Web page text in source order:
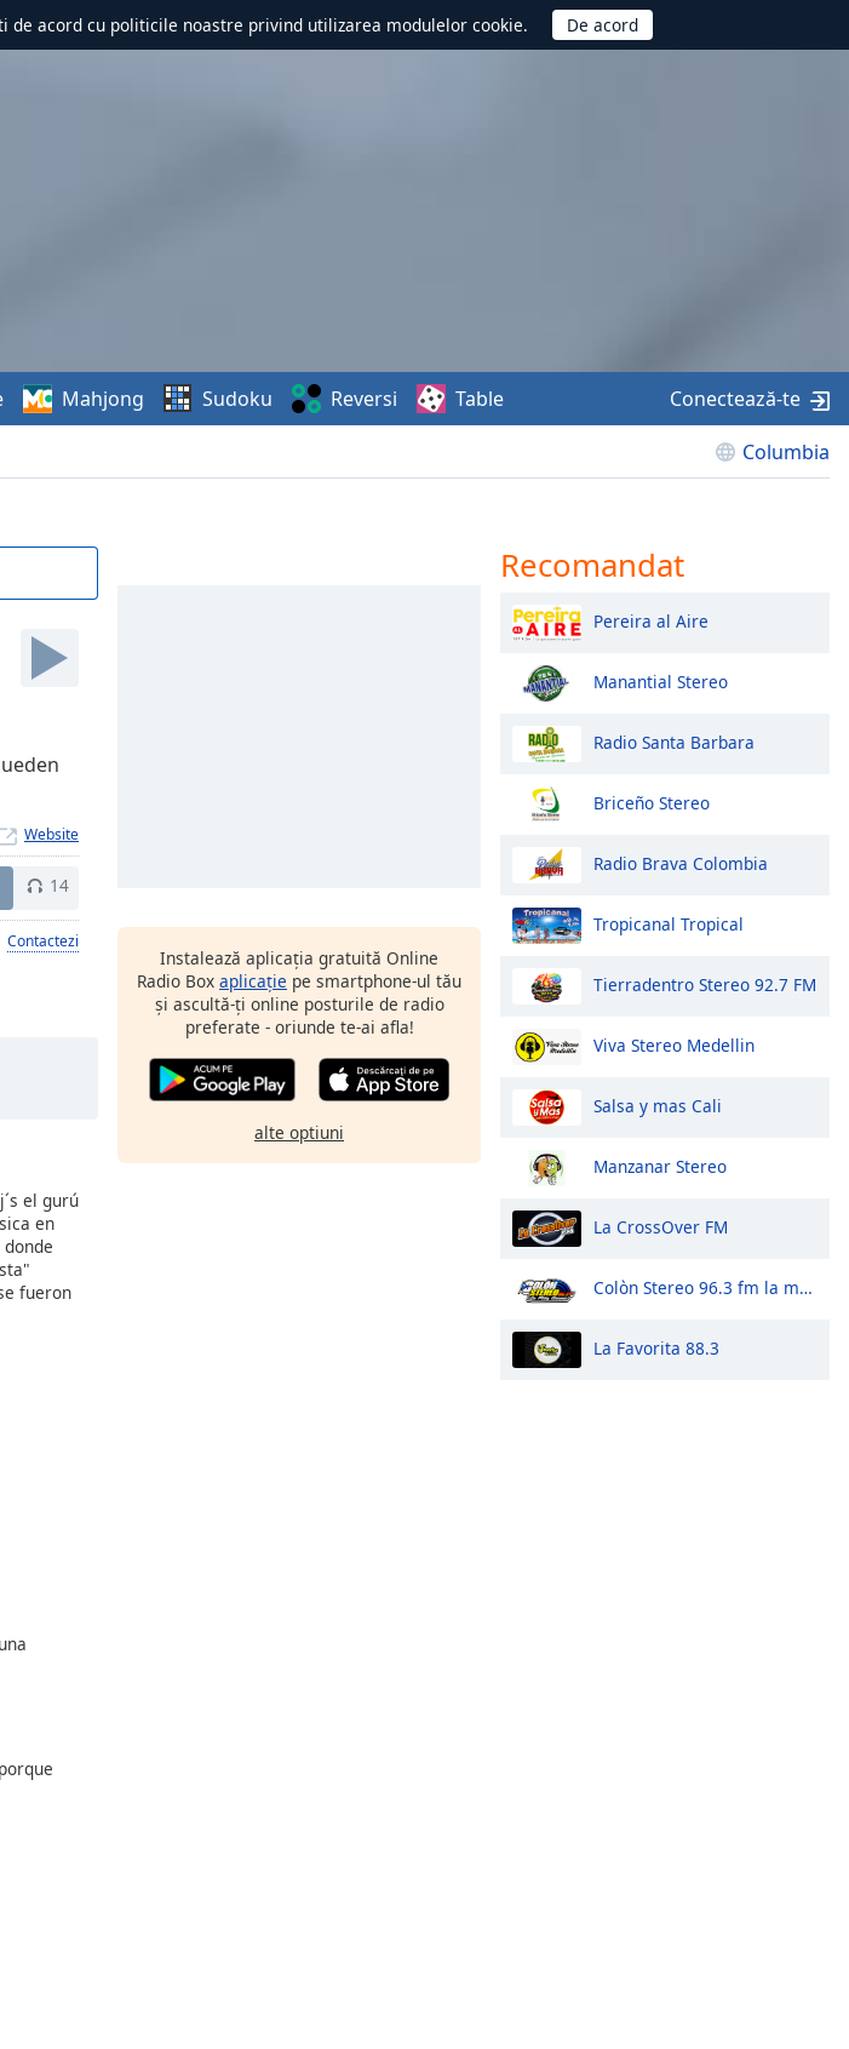
de acord cu politicile noastre privind utilizarea modulelor cookie.
Columbia
Mahjong Sudoku Reversi Table Conectează-te
Website
14
Contactezi
el gurú
en
fueron
Instalează aplicația gratuită Online
Radio Box aplicație pe smartphone-ul tău
și ascultă-ți online posturile de radio
preferate - oriunde te-ai afla!
alte optiuni
Recomandat
Pereira al Aire
Manantial Stereo
Radio Santa Barbara
Briceño Stereo
Radio Brava Colombia
Tropicanal Tropical
Tierradentro Stereo 92.7 FM
Viva Stereo Medellin
Salsa y mas Cali
Manzanar Stereo
La CrossOver FM
Colòn Stereo 96.3 fm la mas buena
La Favorita 88.3